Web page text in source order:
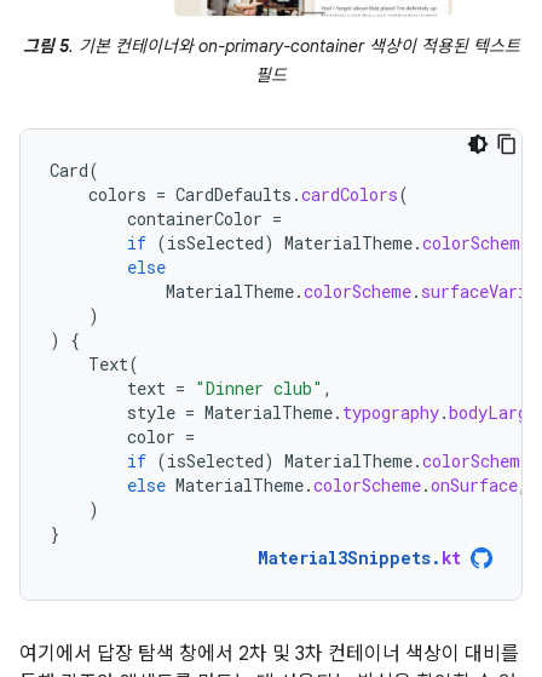
그림 5. 기본 컨테이너와 on-primary-container 색상이 적용된 텍스트
필드
Card(
colors = CardDefaults .cardColors(
containerColor =
if (isSelected) MaterialTheme.colorScheme
else
MaterialTheme.colorScheme.
)
)
{
Text(
text = "Dinner club" ,
style = MaterialTheme. typography.bodyLarge
color =
if (isSelected) MaterialTheme.colorScheme
else MaterialTheme.colorScheme.onSurface,
)
}
Material3Snippets. kt
여기에서 답장 탐색 창에서 2차 및 3차 컨테이너 색상이 대비를